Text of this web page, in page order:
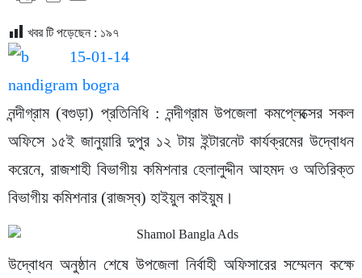
খবর টি পড়েছেন : ১৯৭
নন্দীগ্রাম (বগুড়া) প্রতিনিধি : নন্দীগ্রাম উপজেলা কমপ্লেক্সের সকল
অফিসে ১৫ই জানুয়ারি দুপুর ১২ টায় ইন্টারনেট কার্যক্রমের উদ্বোধন
করেনে, রাজশাহী বিভাগীয় কমিশনার হেলালুদ্দীন আহমদ ও অতিরিক্ত
বিভাগীয় কমিশনার (রাজস্ব) হাইয়ুল কাইয়ুম।
উদ্বোধন অনুষ্ঠান শেষে উপজেলা নির্বাহী অফিসারের সম্মেলন কক্ষে